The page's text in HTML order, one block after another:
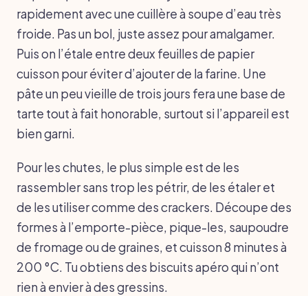
rapidement avec une cuillère à soupe d’eau très
froide. Pas un bol, juste assez pour amalgamer.
Puis on l’étale entre deux feuilles de papier
cuisson pour éviter d’ajouter de la farine. Une
pâte un peu vieille de trois jours fera une base de
tarte tout à fait honorable, surtout si l’appareil est
bien garni.
Pour les chutes, le plus simple est de les
rassembler sans trop les pétrir, de les étaler et
de les utiliser comme des crackers. Découpe des
formes à l’emporte-pièce, pique-les, saupoudre
de fromage ou de graines, et cuisson 8 minutes à
200 °C. Tu obtiens des biscuits apéro qui n’ont
rien à envier à des gressins.